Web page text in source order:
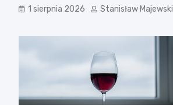
1 sierpnia 2026 Stanisław Majewski